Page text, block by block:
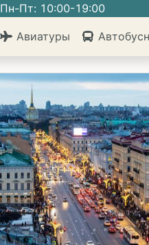
Пн-Пт: 10:00-19:00
Авиатуры